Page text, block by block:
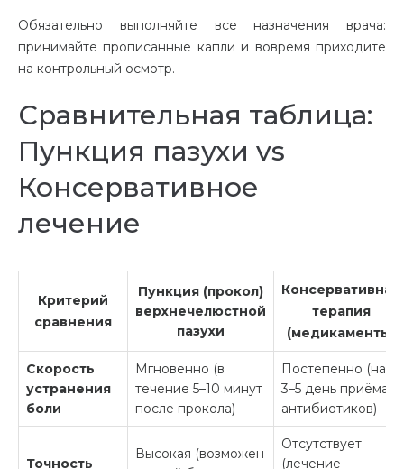
Обязательно выполняйте все назначения врача:
принимайте прописанные капли и вовремя приходите
на контрольный осмотр.
Сравнительная таблица:
Пункция пазухи vs
Консервативное
лечение
Критерий
сравнения
Пункция (прокол)
верхнечелюстной
пазухи
Консервативная
терапия
(медикаменты)
Скорость
устранения
боли
Мгновенно (в
течение 5–10 минут
после прокола)
Постепенно (на
3–5 день приёма
антибиотиков)
Точность
Высокая (возможен
Отсутствует
(лечение